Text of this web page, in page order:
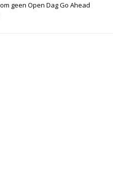
geen Open Dag Go Ahead